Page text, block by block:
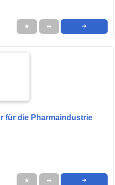
★ ➦ ➜
für die Pharmaindustrie
★ ➦ ➜